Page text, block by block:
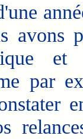
avons
par